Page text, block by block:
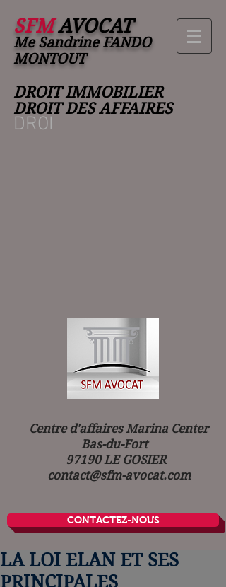
SFMAVOCAT
Me Sandrine FANDO
MONTOUT
DROIT IMMOBILIER
DROIT DES AFFAIRES
DROI
Centre d'affaires Marina Center
Bas-du-Fort
97190 LE GOSIER
contact@sfm-avocat.com
CONTACTEZ-NOUS
LA LOI ELAN ET SES
PRINCIPALES